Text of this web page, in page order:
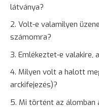
látványa?
Volt-e valamilyen
számomra?
Emlékeztet-e valakire,
Milyen volt a halott
arckifejezés)?
Mi történt az álomban